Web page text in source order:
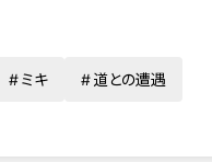
ミキ 道との遭遇